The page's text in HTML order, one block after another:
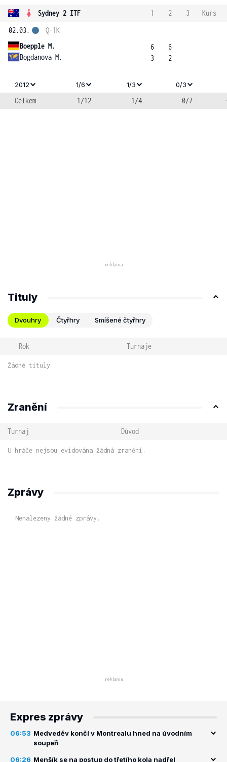
Sydney 2 ITF 1 2 3
Kurs
02.03.
Boepple M.
Bogdanova M.
Q-1K
6
3
6
2
2012 1/6 1/3 0/3
Celkem 1/12 1/4 0/7
Tituly
Dvouhry Čtyřhry Smíšené čtyřhry
Rok Turnaje
Žádné tituly
Zranění
Turnaj Důvod
U hráče nejsou evidována žádná zranění.
Zprávy
Nenalezeny žádné zprávy.
Expres zprávy
06:53 Medveděv končí v Montrealu hned na úvodním
soupeři
06:26 Menšík se na postup do třetího kola nadřel